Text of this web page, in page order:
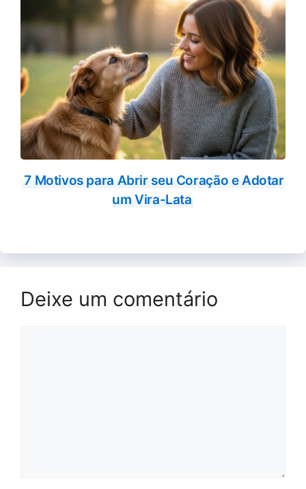
7 Motivos para Abrir seu Coração e Adotar
um Vira-Lata
Deixe um comentário